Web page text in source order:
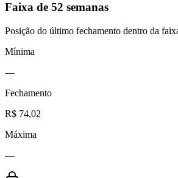
Faixa de 52 semanas
Posição do último fechamento dentro da
Mínima
—
Fechamento
R$ 74,02
Máxima
—